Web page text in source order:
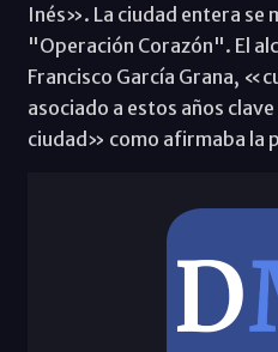
Inés». La ciudad entera se
"Operación Corazón". El
Francisco García Grana,
asociado a estos años
ciudad» como afirmaba la